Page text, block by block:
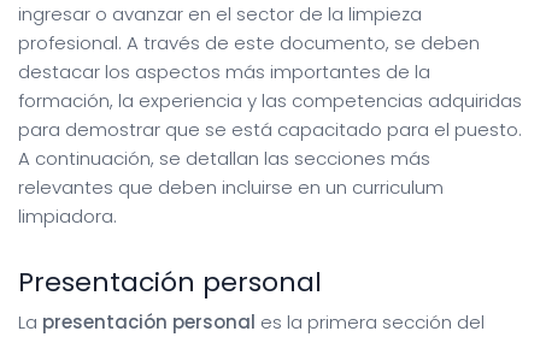
ingresar o avanzar en el sector de la limpieza
profesional. A través de este documento, se deben
destacar los aspectos más importantes de la
formación, la experiencia y las competencias adquiridas
para demostrar que se está capacitado para el puesto.
A continuación, se detallan las secciones más
relevantes que deben incluirse en un curriculum
limpiadora.
Presentación personal
La presentación personal es la primera sección del